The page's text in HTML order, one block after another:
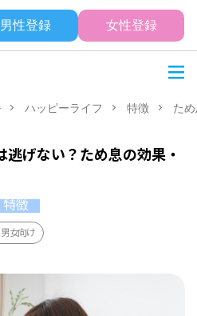
男性登録 女性登録
ハッピーライフ 特徴 た
逃げない？ため息の効果・
特徴
男女向け